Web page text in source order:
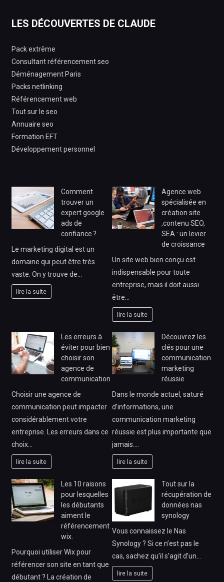
LES DÉCOUVERTES DE CLAUDE
Pack extrême
Consultant référencement seo
Déménagement Paris
Packs netlinking
Référencement web
Tout sur le seo
Annuaire seo
Formation EFT
Développement personnel
Comment
trouver un
expert google
ads de
confiance ?
Le marketing digital est un
domaine qui peut être très
vaste. On y trouve de…
lire la suite
Agence web
spécialisée en
création site
,contenu SEO,
SEA : un levier
de croissance
Un site web bien conçu est
indispensable pour toute
entreprise, mais il doit aussi
être…
lire la suite
Les erreurs à
éviter pour bien
choisir son
agence de
communication
Choisir une agence de
communication peut impacter
considérablement votre
entreprise. Les erreurs dans ce
choix…
lire la suite
Découvrez les
clés pour une
communication
marketing
réussie
Dans le monde actuel, saturé
d’informations, une
communication marketing
réussie est plus importante que
jamais.…
lire la suite
Les 10 raisons
pour lesquelles
les débutants
aiment le
référencement
wix.
Pourquoi utiliser Wix pour
référencer son site en tant que
débutant ? La création de
Tout sur la
récupération de
données nas
synology
Vous connaissez le Nas
Synology ? Si ce n’est pas le
cas, sachez qu’il s’agit d’un…
lire la suite